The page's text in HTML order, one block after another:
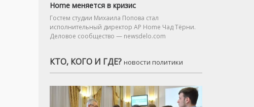
Home меняется в кризис
Гостем студии Михаила Попова стал
исполнительный директор AP Home Чад Тёрни.
Деловое сообщество — newsdelo.com
КТО, КОГО И ГДЕ? новости политики